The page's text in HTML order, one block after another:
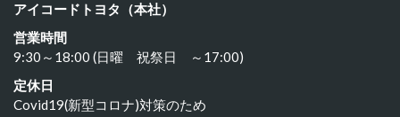
アイコードトヨタ（本社）
営業時間
9:30～18:00 (日曜 祝祭日 ～17:00)
定休日
Covid19(新型コロナ)対策のため